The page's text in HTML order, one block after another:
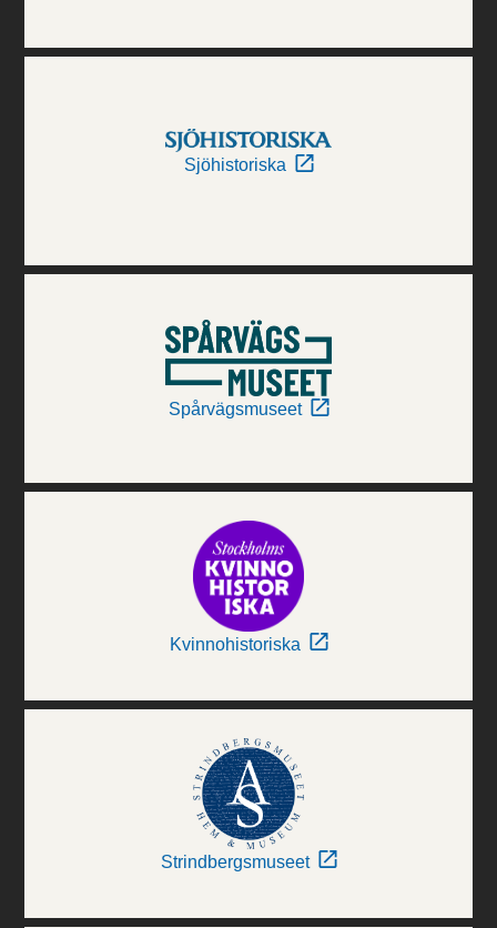
Sjöhistoriska
Spårvägsmuseet
Kvinnohistoriska
Strindbergsmuseet